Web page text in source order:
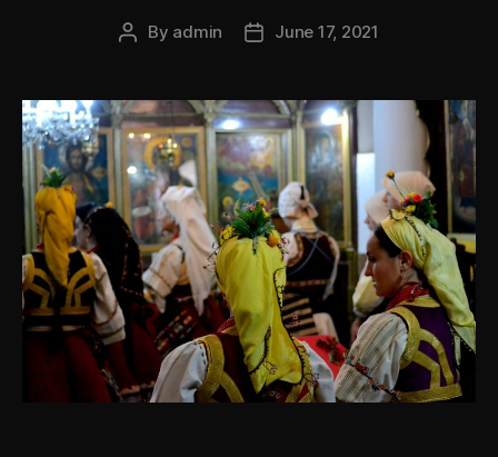
Post
By admin
PostJune 17, 2021